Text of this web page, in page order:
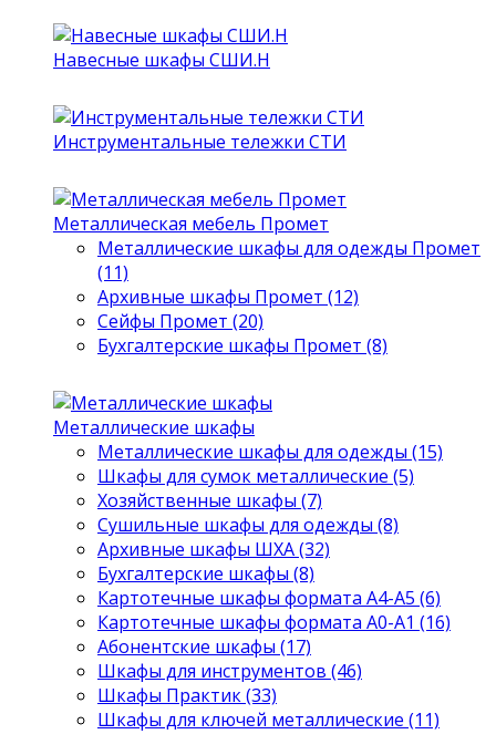
Навесные шкафы СШИ.Н
Инструментальные тележки СТИ
Металлическая мебель Промет
Металлические шкафы для одежды Промет
(11)
Архивные шкафы Промет (12)
Сейфы Промет (20)
Бухгалтерские шкафы Промет (8)
Металлические шкафы
Металлические шкафы для одежды (15)
Шкафы для сумок металлические (5)
Хозяйственные шкафы (7)
Сушильные шкафы для одежды (8)
Архивные шкафы ШХА (32)
Бухгалтерские шкафы (8)
Картотечные шкафы формата А4-А5 (6)
Картотечные шкафы формата А0-А1 (16)
Абонентские шкафы (17)
Шкафы для инструментов (46)
Шкафы Практик (33)
Шкафы для ключей металлические (11)